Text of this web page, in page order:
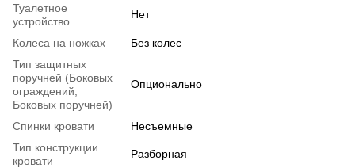
Туалетное
устройство
Нет
Колеса на ножках
Без колес
Тип защитных
поручней (Боковых
ограждений,
Боковых поручней)
Опционально
Спинки кровати
Несъемные
Тип конструкции
кровати
Разборная